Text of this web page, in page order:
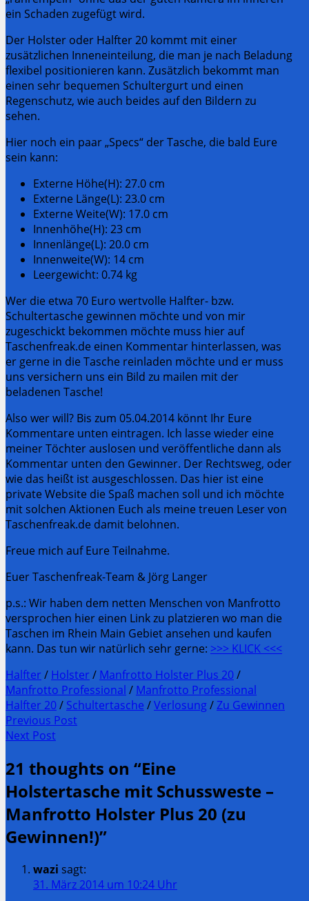
ein Schaden zugefügt wird.
Der Holster oder Halfter 20 kommt mit einer
zusätzlichen Inneneinteilung, die man je nach Beladung
flexibel positionieren kann. Zusätzlich bekommt man
einen sehr bequemen Schultergurt und einen
Regenschutz, wie auch beides auf den Bildern zu
sehen.
Hier noch ein paar „Specs“ der Tasche, die bald Eure
sein kann:
Externe Höhe(H): 27.0 cm
Externe Länge(L): 23.0 cm
Externe Weite(W): 17.0 cm
Innenhöhe(H): 23 cm
Innenlänge(L): 20.0 cm
Innenweite(W): 14 cm
Leergewicht: 0.74 kg
Wer die etwa 70 Euro wertvolle Halfter- bzw.
Schultertasche gewinnen möchte und von mir
zugeschickt bekommen möchte muss hier auf
Taschenfreak.de einen Kommentar hinterlassen, was
er gerne in die Tasche reinladen möchte und er muss
uns versichern uns ein Bild zu mailen mit der
beladenen Tasche!
Also wer will? Bis zum 05.04.2014 könnt Ihr Eure
Kommentare unten eintragen. Ich lasse wieder eine
meiner Töchter auslosen und veröffentliche dann als
Kommentar unten den Gewinner. Der Rechtsweg, oder
wie das heißt ist ausgeschlossen. Das hier ist eine
private Website die Spaß machen soll und ich möchte
mit solchen Aktionen Euch als meine treuen Leser von
Taschenfreak.de damit belohnen.
Freue mich auf Eure Teilnahme.
Euer Taschenfreak-Team & Jörg Langer
p.s.: Wir haben dem netten Menschen von Manfrotto
versprochen hier einen Link zu platzieren wo man die
Taschen im Rhein Main Gebiet ansehen und kaufen
kann. Das tun wir natürlich sehr gerne: >>> KLICK <<<
Halfter / Holster / Manfrotto Holster Plus 20/
Manfrotto Professional / Manfrotto Professional
Halfter 20/ Schultertasche /Verlosung/Zu Gewinnen
Post
navigation
Previous Post
Previous
Next Post
Post:
21 thoughts on “Eine
Holstertasche mit Schussweste –
Manfrotto Holster Plus 20 (zu
Gewinnen!)”
wazi sagt:
31. März 2014 um 10:24 Uhr